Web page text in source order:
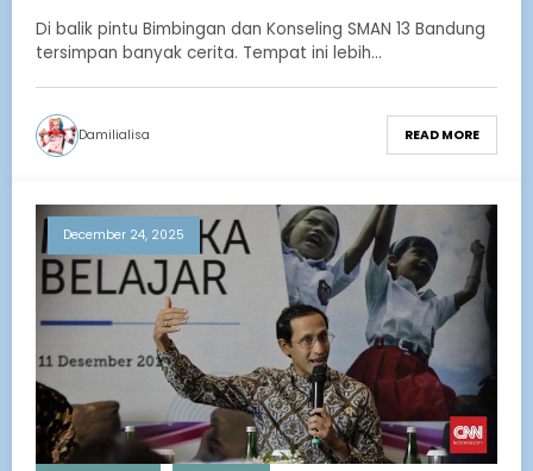
Di balik pintu Bimbingan dan Konseling SMAN 13 Bandung
tersimpan banyak cerita. Tempat ini lebih…
Damilialisa READ MORE
December 24, 2025